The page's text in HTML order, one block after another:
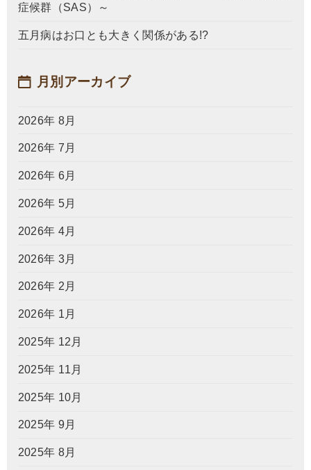
症候群（SAS）～
五月病はお口とも大きく関係がある!?
月別アーカイブ
2026年 8月
2026年 7月
2026年 6月
2026年 5月
2026年 4月
2026年 3月
2026年 2月
2026年 1月
2025年 12月
2025年 11月
2025年 10月
2025年 9月
2025年 8月